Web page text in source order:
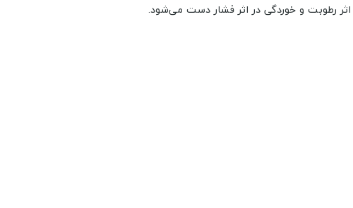
رطوبت و خوردگی در اثر فشار دست می‌شود.